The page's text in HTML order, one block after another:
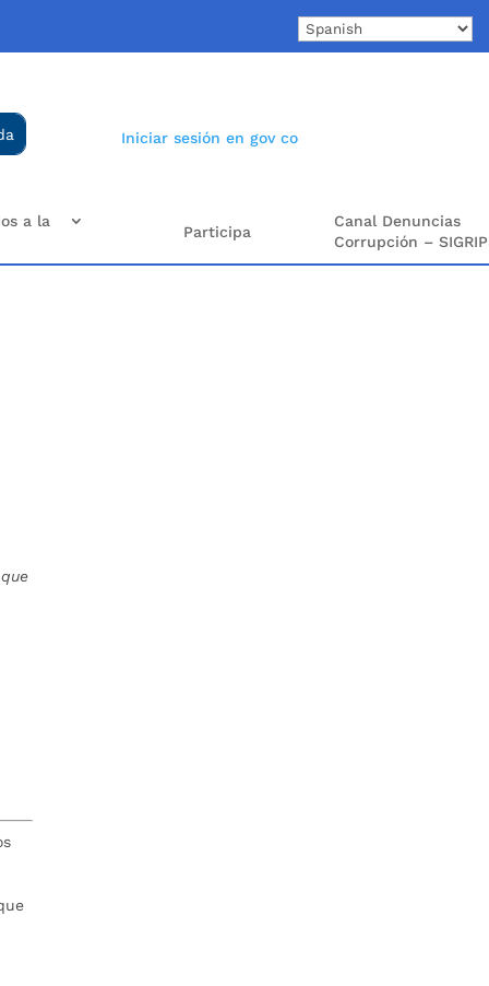
Iniciar sesión en gov co
a la
Participa
Canal Denuncias
Corrupción – SIGRIP